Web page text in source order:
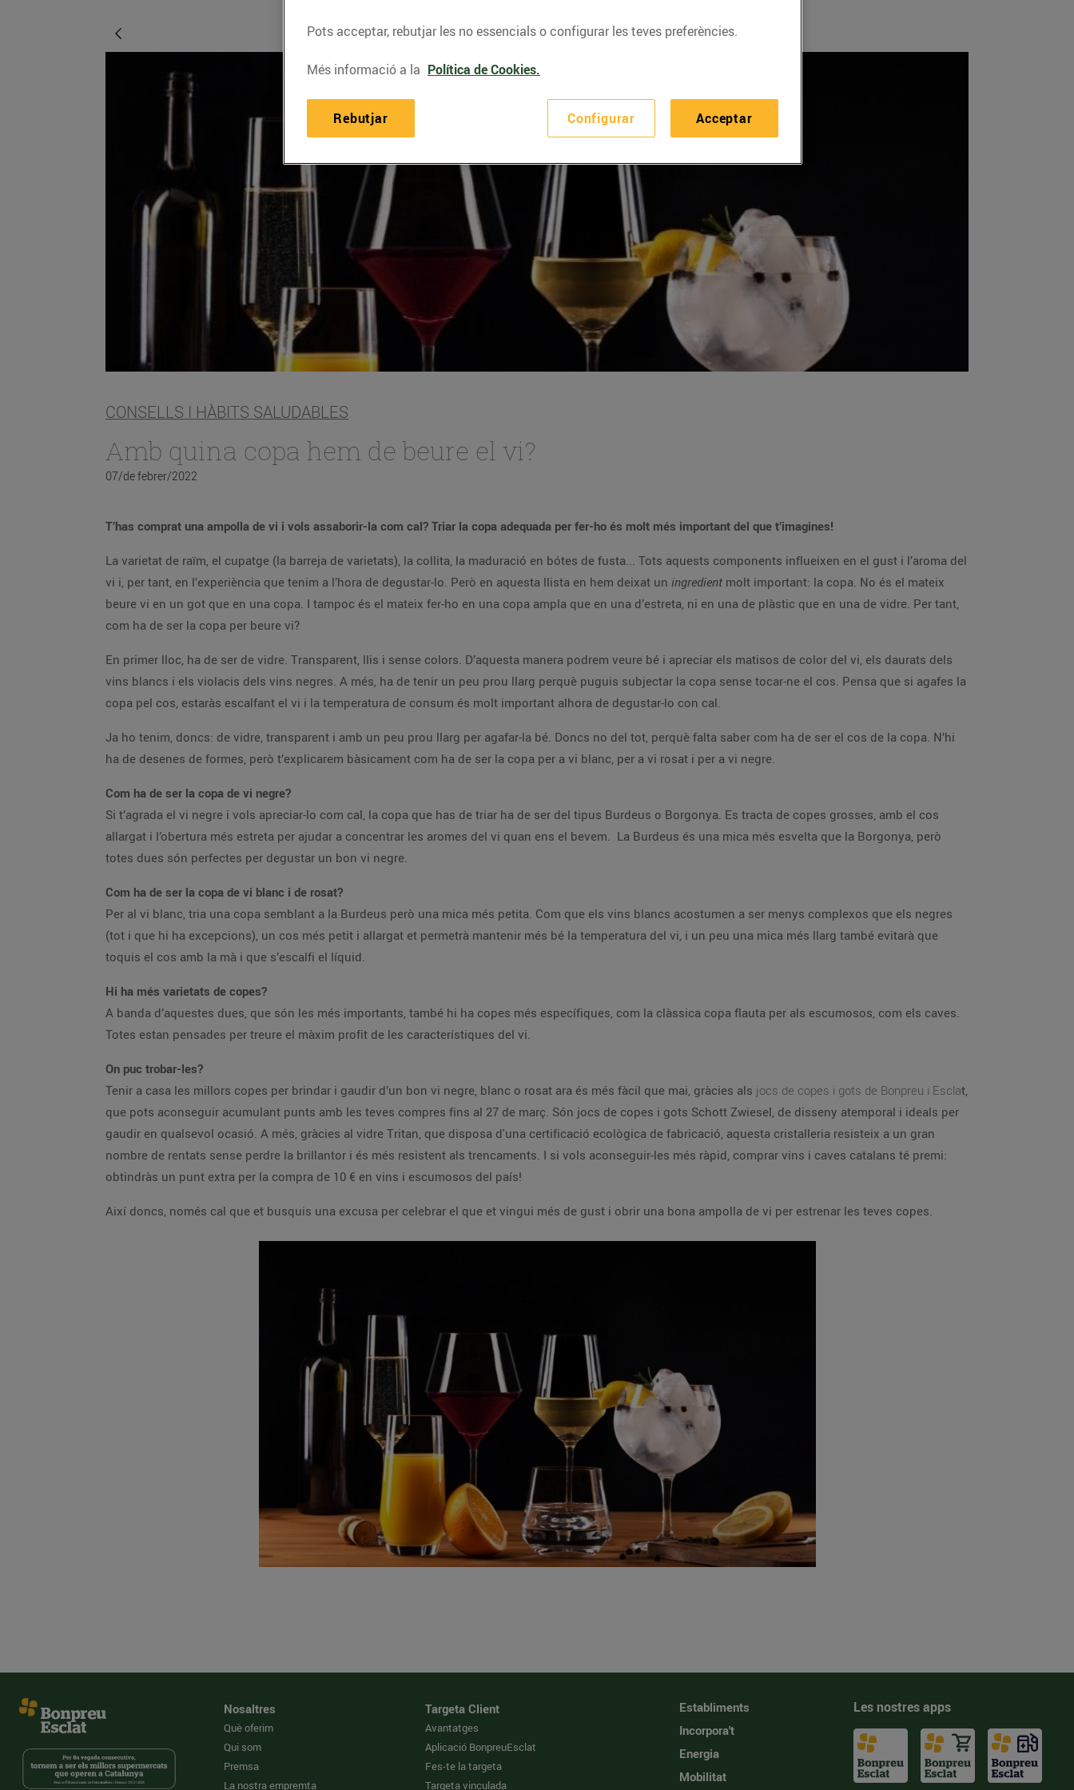
CONSELLS I HÀBITS SALUDABLES
Amb quina copa hem de beure el vi?
07/de febrer/2022
T’has comprat una ampolla de vi i vols assaborir-la com cal? Triar la copa adequada per fer-ho és molt més important del que t’imagines!
La varietat de raïm, el cupatge (la barreja de varietats), la collita, la maduració en bótes de fusta... Tots aquests components influeixen en el gust i l’aroma del
vi i, per tant, en l’experiència que tenim a l’hora de degustar-lo. Però en aquesta llista en hem deixat un ingredient molt important: la copa. No és el mateix
beure vi en un got que en una copa. I tampoc és el mateix fer-ho en una copa ampla que en una d’estreta, ni en una de plàstic que en una de vidre. Per tant,
com ha de ser la copa per beure vi?
En primer lloc, ha de ser de vidre. Transparent, llis i sense colors. D’aquesta manera podrem veure bé i apreciar els matisos de color del vi, els daurats dels
vins blancs i els violacis dels vins negres. A més, ha de tenir un peu prou llarg perquè puguis subjectar la copa sense tocar-ne el cos. Pensa que si agafes la
copa pel cos, estaràs escalfant el vi i la temperatura de consum és molt important alhora de degustar-lo con cal.
Ja ho tenim, doncs: de vidre, transparent i amb un peu prou llarg per agafar-la bé. Doncs no del tot, perquè falta saber com ha de ser el cos de la copa. N’hi
ha de desenes de formes, però t’explicarem bàsicament com ha de ser la copa per a vi blanc, per a vi rosat i per a vi negre.
Com ha de ser la copa de vi negre?
Si t’agrada el vi negre i vols apreciar-lo com cal, la copa que has de triar ha de ser del tipus Burdeus o Borgonya. Es tracta de copes grosses, amb el cos
allargat i l’obertura més estreta per ajudar a concentrar les aromes del vi quan ens el bevem. La Burdeus és una mica més esvelta que la Borgonya, però
totes dues són perfectes per degustar un bon vi negre.
Com ha de ser la copa de vi blanc i de rosat?
Per al vi blanc, tria una copa semblant a la Burdeus però una mica més petita. Com que els vins blancs acostumen a ser menys complexos que els negres
(tot i que hi ha excepcions), un cos més petit i allargat et permetrà mantenir més bé la temperatura del vi, i un peu una mica més llarg també evitarà que
toquis el cos amb la mà i que s’escalfi el líquid.
Hi ha més varietats de copes?
A banda d’aquestes dues, que són les més importants, també hi ha copes més específiques, com la clàssica copa flauta per als escumosos, com els caves.
Totes estan pensades per treure el màxim profit de les característiques del vi.
On puc trobar-les?
Tenir a casa les millors copes per brindar i gaudir d’un bon vi negre, blanc o rosat ara és més fàcil que mai, gràcies als jocs de copes i gots de Bonpreu i Esclat,
que pots aconseguir acumulant punts amb les teves compres fins al 27 de març. Són jocs de copes i gots Schott Zwiesel, de disseny atemporal i ideals per
gaudir en qualsevol ocasió. A més, gràcies al vidre Tritan, que disposa d'una certificació ecològica de fabricació, aquesta cristalleria resisteix a un gran
nombre de rentats sense perdre la brillantor i és més resistent als trencaments. I si vols aconseguir-les més ràpid, comprar vins i caves catalans té premi:
obtindràs un punt extra per la compra de 10 € en vins i escumosos del país!
Així doncs, només cal que et busquis una excusa per celebrar el que et vingui més de gust i obrir una bona ampolla de vi per estrenar les teves copes.
Nosaltres
Què oferim
Qui som
Premsa
La nostra empremta
Targeta Client
Avantatges
Aplicació BonpreuEsclat
Fes-te la targeta
Targeta vinculada
Establiments
Incorpora't
Energia
Mobilitat
Les nostres apps
Pots acceptar, rebutjar les no essencials o configurar les teves preferències.
Més informació a la Política de Cookies.
Configurar
Rebutjar Acceptar